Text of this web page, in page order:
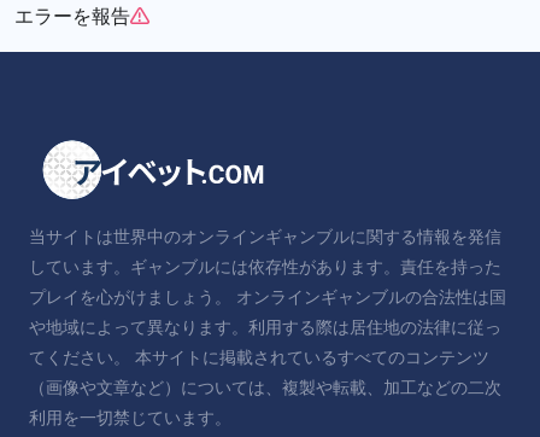
エラーを報告
当サイトは世界中のオンラインギャンブルに関する情報を発信
しています。ギャンブルには依存性があります。責任を持った
プレイを心がけましょう。 オンラインギャンブルの合法性は国
や地域によって異なります。利用する際は居住地の法律に従っ
てください。 本サイトに掲載されているすべてのコンテンツ
（画像や文章など）については、複製や転載、加工などの二次
利用を一切禁じています。